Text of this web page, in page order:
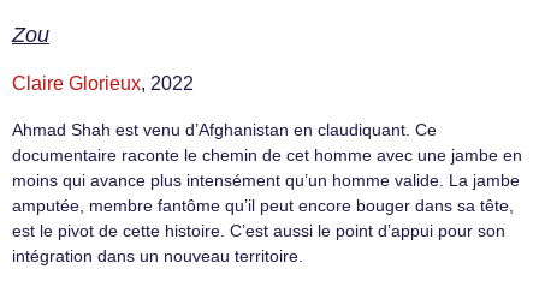
Zou
Claire Glorieux, 2022
Ahmad Shah est venu d’Afghanistan en claudiquant. Ce
documentaire raconte le chemin de cet homme avec une jambe en
moins qui avance plus intensément qu’un homme valide. La jambe
amputée, membre fantôme qu’il peut encore bouger dans sa tête,
est le pivot de cette histoire. C’est aussi le point d’appui pour son
intégration dans un nouveau territoire.